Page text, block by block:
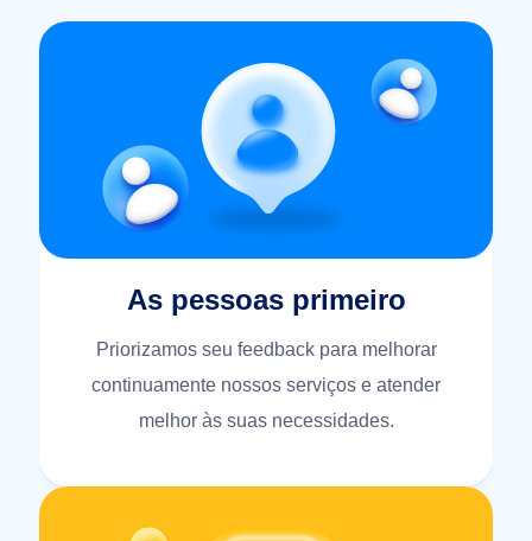
As pessoas primeiro
Priorizamos seu feedback para melhorar
continuamente nossos serviços e atender
melhor às suas necessidades.